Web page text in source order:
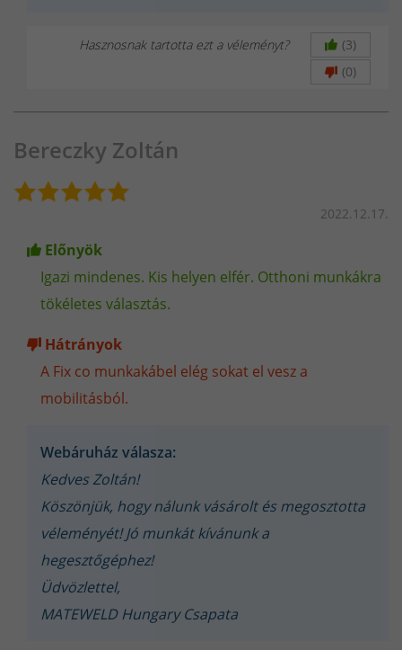
Hasznos Blog cikkek:
MATEWELD Hungary – A megbízható választás a
hegesztésben.
tudod!
MATEWELD Hungary Buffalo Power™ MIG 160E SYN
ideális választás kezdőknek
Bemutatkozik a MATEWELD Hungary - A
Hasznosnak tartotta ezt a véleményt?
(3)
(0)
Bereczky Zoltán
2022.12.17.
Előnyök
Igazi mindenes. Kis helyen elfér. Otthoni munkákra
tökéletes választás.
Hátrányok
A Fix co munkakábel elég sokat el vesz a
mobilitásból.
Webáruház válasza:
Kedves Zoltán!
Köszönjük, hogy nálunk vásárolt és megosztotta
véleményét! Jó munkát kívánunk a
hegesztőgéphez!
Üdvözlettel,
MATEWELD Hungary Csapata